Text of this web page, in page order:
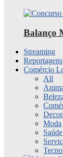
Balanço
Streaming
Reportagens
Comércio
All
Moda
Saúde